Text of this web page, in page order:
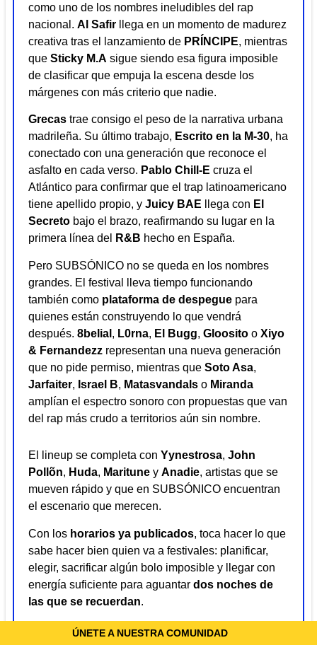
ÚNETE A NUESTRA COMUNIDAD
como uno de los nombres ineludibles del rap
nacional. Al Safir llega en un momento de madurez
creativa tras el lanzamiento de PRÍNCIPE, mientras
que Sticky M.A sigue siendo esa figura imposible
de clasificar que empuja la escena desde los
márgenes con más criterio que nadie.
Grecas trae consigo el peso de la narrativa urbana
madrileña. Su último trabajo, Escrito en la M-30, ha
conectado con una generación que reconoce el
asfalto en cada verso. Pablo Chill-E cruza el
Atlántico para confirmar que el trap latinoamericano
tiene apellido propio, y Juicy BAE llega con El
Secreto bajo el brazo, reafirmando su lugar en la
primera línea del
R&B hecho en España.
Pero SUBSÓNICO no se queda en los nombres
grandes. El festival lleva tiempo funcionando
también como plataforma de despegue para
quienes están construyendo lo que vendrá
después. 8belial , L0rna, El Bugg, Gloosito o Xiyo
& Fernandezz representan una nueva generación
que no pide permiso, mientras que Soto Asa,
Jarfaiter, Israel B, Matasvandals o Miranda
amplían el espectro sonoro con propuestas que van
del rap más crudo a territorios aún sin nombre.
El lineup se completa con Yynestrosa, John
Pollõn, Huda, Maritune y Anadie, artistas que se
mueven rápido y que en SUBSÓNICO encuentran
el escenario que merecen.
Con los horarios ya publicados, toca hacer lo que
sabe hacer bien quien va a festivales: planificar,
elegir, sacrificar algún bolo imposible y llegar con
energía suficiente para aguantar dos noches de
las que se recuerdan.
Más información yentradas.